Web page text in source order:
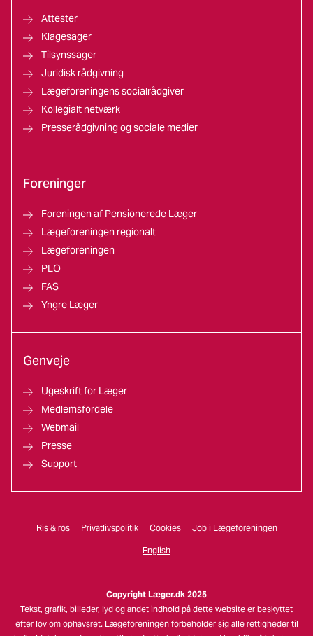
Attester
Klagesager
Tilsynssager
Juridisk rådgivning
Lægeforeningens socialrådgiver
Kollegialt netværk
Presserådgivning og sociale medier
Foreninger
Foreningen af Pensionerede Læger
Lægeforeningen regionalt
Lægeforeningen
PLO
FAS
Yngre Læger
Genveje
Ugeskrift for Læger
Medlemsfordele
Webmail
Presse
Support
Ris & ros Privatlivspolitik Cookies Job i Lægeforeningen
English
Copyright Læger.dk 2025
Tekst, grafik, billeder, lyd og andet indhold på dette website er beskyttet
efter lov om ophavsret. Lægeforeningen forbeholder sig alle rettigheder til